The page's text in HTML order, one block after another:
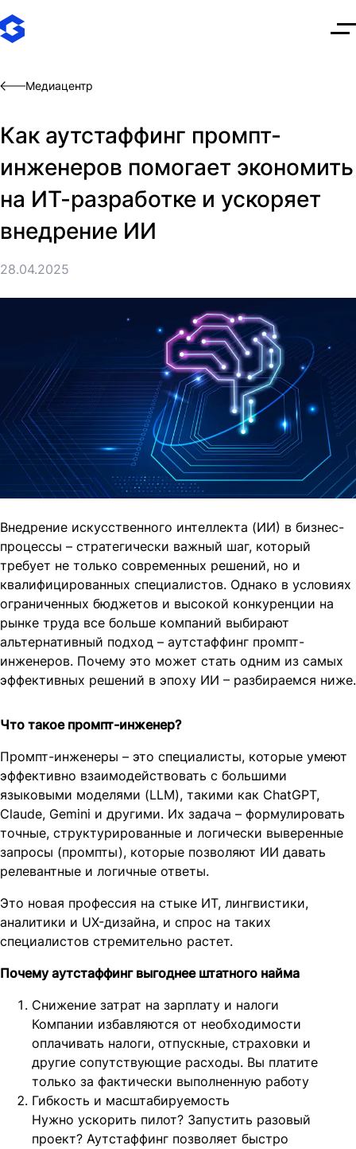
Медиацентр
Как аутстаффинг промпт-
инженеров помогает экономить
на ИТ-разработке и ускоряет
внедрение ИИ
28.04.2025
Внедрение искусственного интеллекта (ИИ) в бизнес-
процессы – стратегически важный шаг, который
требует не только современных решений, но и
квалифицированных специалистов. Однако в условиях
ограниченных бюджетов и высокой конкуренции на
рынке труда все больше компаний выбирают
альтернативный подход – аутстаффинг промпт-
инженеров. Почему это может стать одним из самых
эффективных решений в эпоху ИИ – разбираемся ниже.
Что такое промпт-инженер?
Промпт-инженеры – это специалисты, которые умеют
эффективно взаимодействовать с большими
языковыми моделями (LLM), такими как ChatGPT,
Claude, Gemini и другими. Их задача – формулировать
точные, структурированные и логически выверенные
запросы (промпты), которые позволяют ИИ давать
релевантные и логичные ответы.
Это новая профессия на стыке ИТ, лингвистики,
аналитики и UX-дизайна, и спрос на таких
специалистов стремительно растет.
Почему аутстаффинг выгоднее штатного найма
Снижение затрат на зарплату и налоги
Компании избавляются от необходимости
оплачивать налоги, отпускные, страховки и
другие сопутствующие расходы. Вы платите
только за фактически выполненную работу
Гибкость и масштабируемость
Нужно ускорить пилот? Запустить разовый
проект? Аутстаффинг позволяет быстро